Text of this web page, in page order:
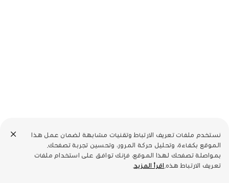
نستخدم ملفات تعريف الارتباط وتقنيات مشابهة لضمان عمل هذا
الموقع بكفاءة، وتحليل حركة المرور، وتحسين تجربة تصفحك.
بمواصلة تصفحك لهذا الموقع، فإنك توافق على استخدام ملفات
تعريف الارتباط هذه. اقرأ المزيد.